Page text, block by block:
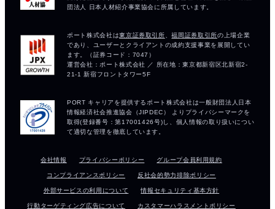
会社情報 プライバシーポリシー グループ会員利用規約
コンプライアンスポリシー 反社会的勢力排除ポリシー
外部サービスの利用について 情報セキュリティ基本方針
行動ターゲティング広告について カスタマーハラスメントポリシー